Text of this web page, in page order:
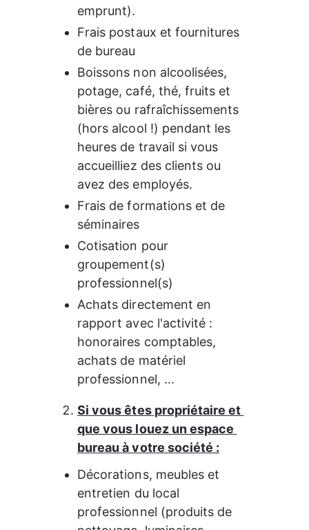
emprunt).
Frais postaux et fournitures
de bureau
Boissons non alcoolisées,
potage, café, thé, fruits et
bières ou rafraîchissements
(hors alcool !) pendant les
heures de travail si vous
accueilliez des clients ou
avez des employés.
Frais de formations et de
séminaires
Cotisation pour
groupement(s)
professionnel(s)
Achats directement en
rapport avec l'activité :
honoraires comptables,
achats de matériel
professionnel, ...
Si vous êtes propriétaire et
que vous louez un espace
bureau à votre société :
Décorations, meubles et
entretien du local
professionnel (produits de